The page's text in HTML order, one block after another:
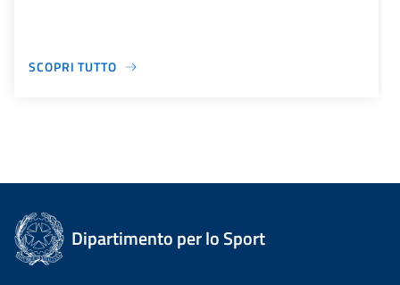
SCOPRI TUTTO
Dipartimento per lo Sport